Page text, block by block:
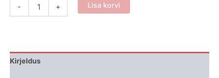
- + Lisa korvi
Kirjeldus